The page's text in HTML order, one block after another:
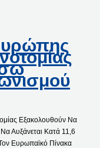
Εξακολουθούν Να
Αυξάνεται Κατά 11,6
Ευρωπαϊκό Πίνακα